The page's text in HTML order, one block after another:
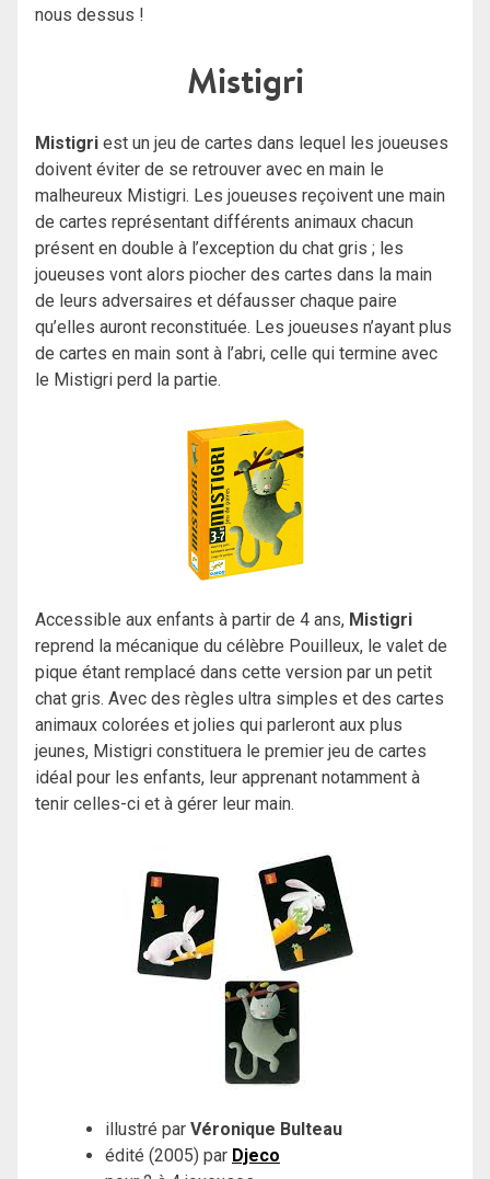
nous dessus !
Mistigri
Mistigri est un jeu de cartes dans lequel les joueuses
doivent éviter de se retrouver avec en main le
malheureux Mistigri. Les joueuses reçoivent une main
de cartes représentant différents animaux chacun
présent en double à l’exception du chat gris ; les
joueuses vont alors piocher des cartes dans la main
de leurs adversaires et défausser chaque paire
qu’elles auront reconstituée. Les joueuses n’ayant plus
de cartes en main sont à l’abri, celle qui termine avec
le Mistigri perd la partie.
Accessible aux enfants à partir de 4 ans, Mistigri
reprend la mécanique du célèbre Pouilleux, le valet de
pique étant remplacé dans cette version par un petit
chat gris. Avec des règles ultra simples et des cartes
animaux colorées et jolies qui parleront aux plus
jeunes, Mistigri constituera le premier jeu de cartes
idéal pour les enfants, leur apprenant notamment à
tenir celles-ci et à gérer leur main.
illustré par Véronique Bulteau
édité (2005) par Djeco